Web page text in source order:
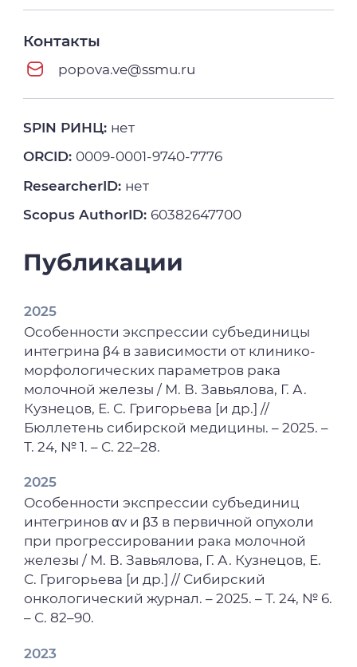
Контакты
popova.ve@ssmu.ru
SPIN РИНЦ: нет
ORCID: 0009-0001-9740-7776
ResearcherID: нет
Scopus AuthorID: 60382647700
Публикации
2025
Особенности экспрессии субъединицы
интегрина β4 в зависимости от клинико-
морфологических параметров рака
молочной железы / М. В. Завьялова, Г. А.
Кузнецов, Е. С. Григорьева [и др.] //
Бюллетень сибирской медицины. – 2025. –
Т. 24, № 1. – С. 22–28.
2025
Особенности экспрессии субъединиц
интегринов αv и β3 в первичной опухоли
при прогрессировании рака молочной
железы / М. В. Завьялова, Г. А. Кузнецов, Е.
С. Григорьева [и др.] // Сибирский
онкологический журнал. – 2025. – Т. 24, № 6.
– С. 82–90.
2023